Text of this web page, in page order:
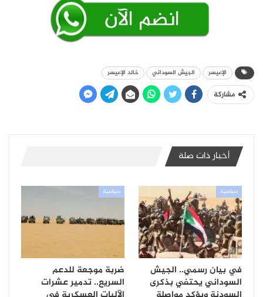
الإعيسر الجيش السوداني خالد الإعيسر
مشاركة
أخبار ذات صلة
سياسية
في بيان رسمي.. الجيش
السوداني يحتفي بذكرى
سياسية
ضربة موجعة للدعم
السريع.. تدمير عشرات